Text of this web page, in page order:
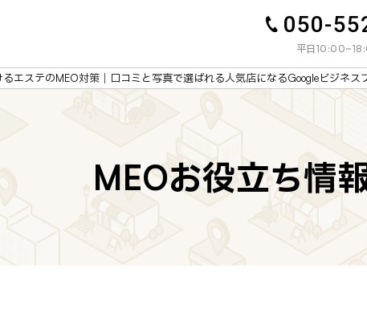
050-
平日
エステのMEO対策｜口コミと写真で選ばれる人気店になるGoogleビジネス
MEOお役立ち情